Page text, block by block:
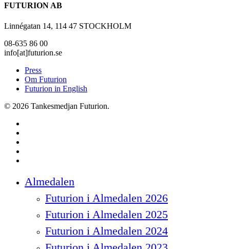
FUTURION AB
Linnégatan 14, 114 47 STOCKHOLM
08-635 86 00
info[at]futurion.se
Press
Om Futurion
Futurion in English
© 2026 Tankesmedjan Futurion.
Menu
Almedalen
Futurion i Almedalen 2026
Futurion i Almedalen 2025
Futurion i Almedalen 2024